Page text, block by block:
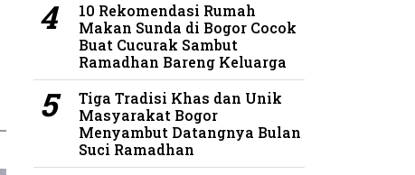
10 Rekomendasi Rumah
Makan Sunda di Bogor Cocok
Buat Cucurak Sambut
Ramadhan Bareng Keluarga
Tiga Tradisi Khas dan Unik
Masyarakat Bogor
Menyambut Datangnya Bulan
Suci Ramadhan